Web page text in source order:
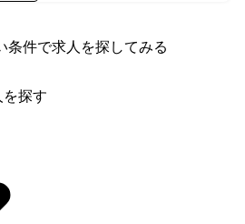
え方で、現場の課題を特定しそこからの
が持つグローバルアセットを最大限
も大切にしています。そしてそのビジョ
・企業理念・DNA・Values・Vision)
条件で求人を探してみる
探す